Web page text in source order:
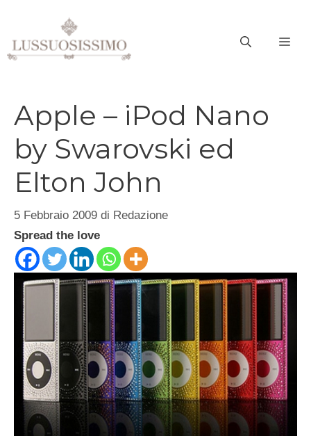
contenuto
Apple – iPod Nano
by Swarovski ed
Elton John
5 Febbraio 2009 di Redazione
Spread the love